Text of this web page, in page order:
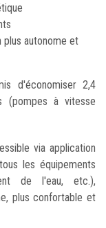
autonome et
d'économiser 2,4
(pompes à vitesse
via application
les équipements
de l'eau, etc.),
plus confortable et